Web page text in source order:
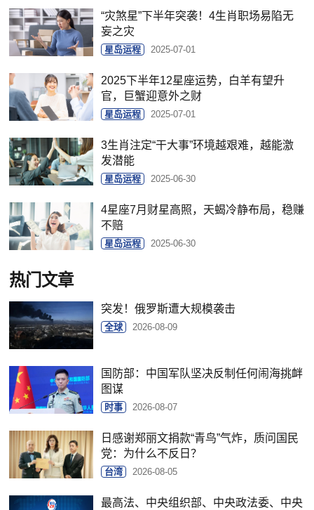
“灾煞星”下半年突袭！4生肖职场易陷无
妄之灾
星岛运程 2025-07-01
2025下半年12星座运势，白羊有望升
官，巨蟹迎意外之财
星岛运程 2025-07-01
3生肖注定“干大事”环境越艰难，越能激
发潜能
星岛运程 2025-06-30
4星座7月财星高照，天蝎冷静布局，稳赚
不赔
星岛运程 2025-06-30
热门文章
突发！俄罗斯遭大规模袭击
全球 2026-08-09
国防部：中国军队坚决反制任何闹海挑衅
图谋
时事 2026-08-07
日感谢郑丽文捐款“青鸟”气炸，质问国民
党：为什么不反日？
台湾 2026-08-05
最高法、中央组织部、中央政法委、中央